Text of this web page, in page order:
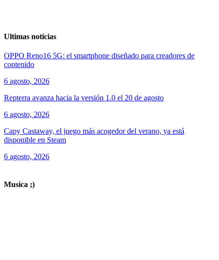
Ultimas noticias
OPPO Reno16 5G: el smartphone diseñado para creadores de
contenido
6 agosto, 2026
Repterra avanza hacia la versión 1.0 el 20 de agosto
6 agosto, 2026
Capy Castaway, el juego más acogedor del verano, ya está
disponible en Steam
6 agosto, 2026
Musica ;)